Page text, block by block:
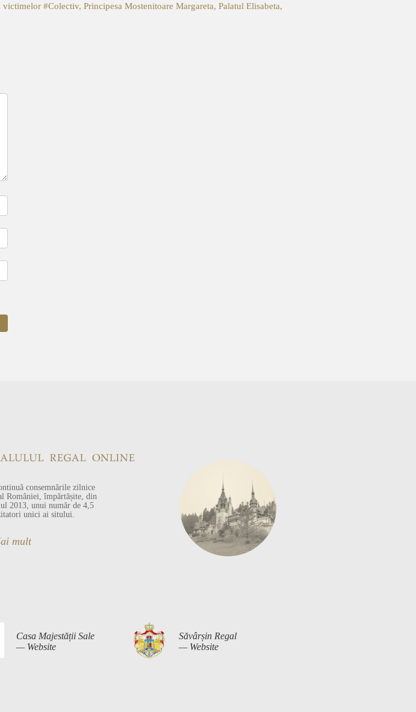
#Colectiv, Principesa Mostenitoare Margareta, Palatul Elisabeta,
consemnările zilnice
României, împărtășite, din
2013, unui număr de 4,5
unici ai sitului.
mult
Casa Majestății Sale
— Website
Săvârșin Regal
— Website